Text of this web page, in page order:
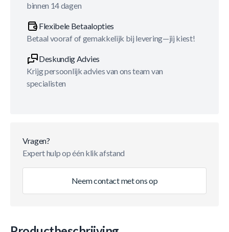
binnen 14 dagen
Flexibele Betaalopties
Betaal vooraf of gemakkelijk bij levering—jij kiest!
Deskundig Advies
Krijg persoonlijk advies van ons team van
specialisten
Vragen?
Expert hulp op één klik afstand
Neem contact met ons op